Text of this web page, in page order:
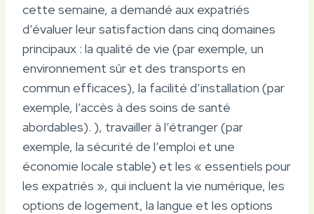
cette semaine, a demandé aux expatriés
d’évaluer leur satisfaction dans cinq domaines
principaux : la qualité de vie (par exemple, un
environnement sûr et des transports en
commun efficaces), la facilité d’installation (par
exemple, l’accès à des soins de santé
abordables). ), travailler à l’étranger (par
exemple, la sécurité de l’emploi et une
économie locale stable) et les « essentiels pour
les expatriés », qui incluent la vie numérique, les
options de logement, la langue et les options